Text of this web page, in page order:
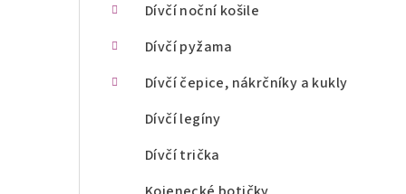
Dívčí noční košile
Dívčí pyžama
Dívčí čepice, nákrčníky a kukly
Dívčí legíny
Dívčí trička